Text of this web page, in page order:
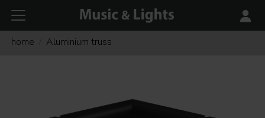
home Aluminium truss